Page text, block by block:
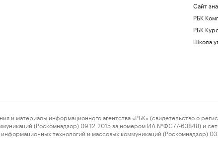
Сайт
РБК
РБК
Школа
информационного агентства «РБК» (свидетельство о
(Роскомнадзор) 09.12.2015 за номером ИА №ФС77-63848) и
технологий и массовых коммуникаций